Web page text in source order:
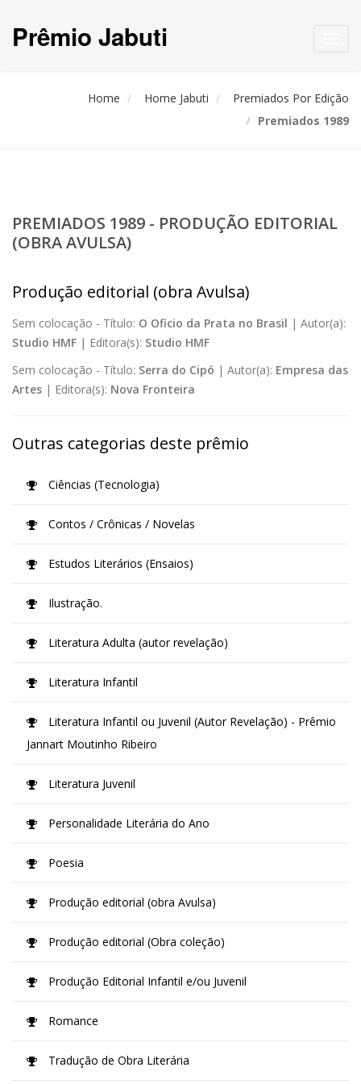
Prêmio Jabuti
Home Home Jabuti
Premiados Por Edição
Premiados 1989
PREMIADOS 1989 - PRODUÇÃO EDITORIAL
(OBRA AVULSA)
Produção editorial (obra Avulsa)
Sem colocação - Título: O Oficio da Prata no Brasil | Autor(a):
Studio HMF | Editora(s): Studio HMF
Sem colocação - Título: Serra do Cipó | Autor(a): Empresa das
Artes | Editora(s): Nova Fronteira
Outras categorias deste prêmio
Ciências (Tecnologia)
Contos / Crônicas / Novelas
Estudos Literários (Ensaios)
Ilustração.
Literatura Adulta (autor revelação)
Literatura Infantil
Literatura Infantil ou Juvenil (Autor Revelação) - Prêmio
Jannart Moutinho Ribeiro
Literatura Juvenil
Personalidade Literária do Ano
Poesia
Produção editorial (obra Avulsa)
Produção editorial (Obra coleção)
Produção Editorial Infantil e/ou Juvenil
Romance
Tradução de Obra Literária